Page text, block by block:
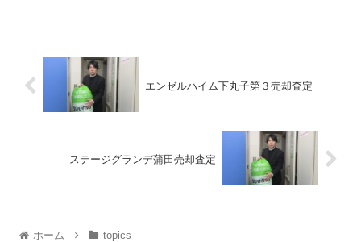
エンゼルハイム下丸子第３売却査定
ステージグランデ蒲田売却査定
ホーム topics